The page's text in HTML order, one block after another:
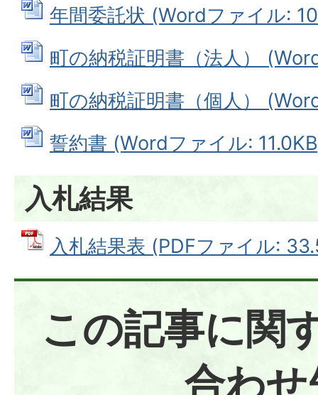
年間委託状 (Wordファイル:
町の納税証明書（法人）
町の納税証明書（個人）
誓約書 (Wordファイル:
入札結果
入札結果表 (PDFファイル:
この記事に関
合わせ